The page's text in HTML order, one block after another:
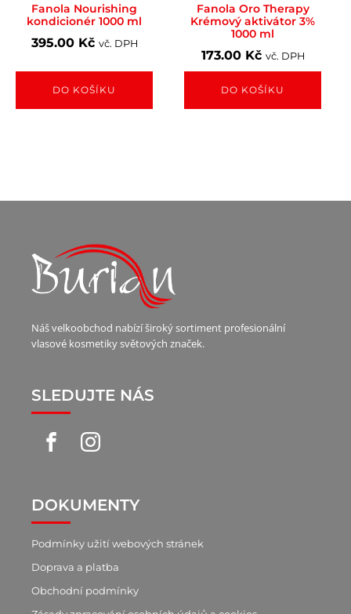
Fanola Nourishing
kondicionér 1000 ml
395.00 Kč vč. DPH
DO KOŠÍKU
Fanola Oro Therapy
Krémový aktivátor 3%
1000 ml
173.00 Kč vč. DPH
DO KOŠÍKU
Náš velkoobchod nabízí široký sortiment profesionální
vlasové kosmetiky světových značek.
SLEDUJTE NÁS
DOKUMENTY
Podmínky užití webových stránek
Doprava a platba
Obchodní podmínky